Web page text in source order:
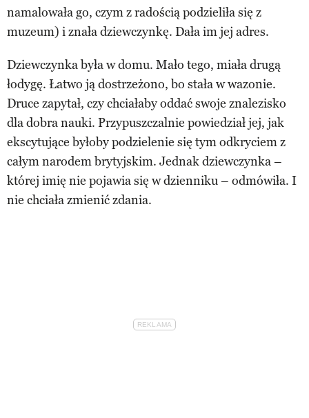
namalowała go, czym z radością podzieliła się z
muzeum) i znała dziewczynkę. Dała im jej adres.
Dziewczynka była w domu. Mało tego, miała drugą
łodygę. Łatwo ją dostrzeżono, bo stała w wazonie.
Druce zapytał, czy chciałaby oddać swoje znalezisko
dla dobra nauki. Przypuszczalnie powiedział jej, jak
ekscytujące byłoby podzielenie się tym odkryciem z
całym narodem brytyjskim. Jednak dziewczynka –
której imię nie pojawia się w dzienniku – odmówiła. I
nie chciała zmienić zdania.